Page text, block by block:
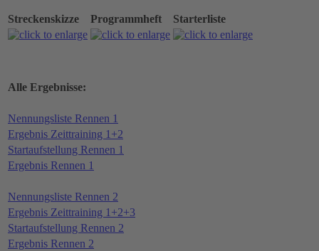
Streckenskizze Programmheft Starterliste
Alle Ergebnisse:
Nennungsliste Rennen 1
Ergebnis Zeittraining 1+2
Startaufstellung Rennen 1
Ergebnis Rennen 1
Nennungsliste Rennen 2
Ergebnis Zeittraining 1+2+3
Startaufstellung Rennen 2
Ergebnis Rennen 2